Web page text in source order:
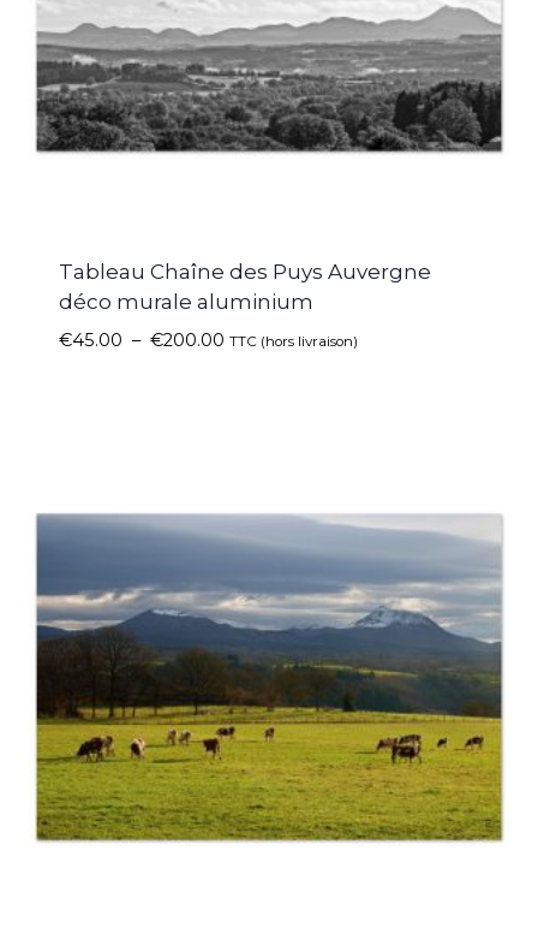
Tableau Chaîne des Puys Auvergne
déco murale aluminium
€45.00 – €200.00 TTC (hors livraison)